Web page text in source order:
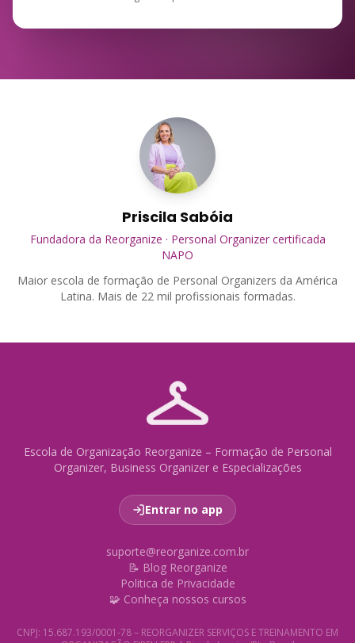
Priscila Sabóia
Fundadora da Reorganize · Personal Organizer certificada
NAPO
Maior escola de formação de Personal Organizers da América
Latina. Mais de 22 mil profissionais formadas.
Escola de Organização Reorganize – Formação de Personal
Organizer, Business Organizer e Especializações
Entrar no app
suporte@reorganize.com.br
📝 Blog Reorganize
Politica de Privacidade
🧩 Conheça nossos cursos
CNPJ: 15.687.193/0001-78 – REORGANIZER SERVIÇOS E TREINAMENTO EM